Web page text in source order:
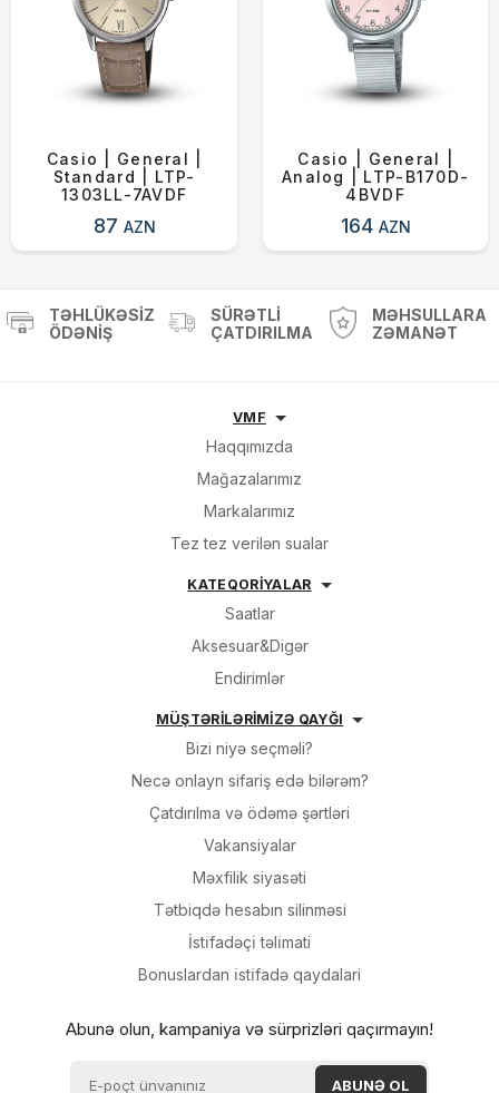
Casio | General |
Standard | LTP-
1303LL-7AVDF
87 AZN
Casio | General |
Analog | LTP-B170D-
4BVDF
164 AZN
TƏHLÜKƏSIZ
ÖDƏNIŞ
SÜRƏTLI
ÇATDIRILMA
MƏHSULLARA
ZƏMANƏT
VMF
Haqqımızda
Mağazalarımız
Markalarımız
Tez tez verilən sualar
KATEQORİYALAR
Saatlar
Aksesuar&Digər
Endirimlər
MÜŞTƏRİLƏRİMİZƏ QAYĞI
Bizi niyə seçməli?
Necə onlayn sifariş edə bilərəm?
Çatdırılma və ödəmə şərtləri
Vakansiyalar
Məxfilik siyasəti
Tətbiqdə hesabın silinməsi
İsti̇fadəçi̇ təli̇mati
Bonuslardan i̇sti̇fadə qaydalari
Abunə olun, kampaniya və sürprizləri qaçırmayın!